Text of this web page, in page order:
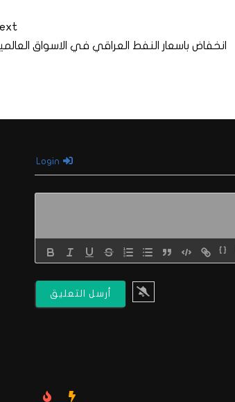
انخفاض باسعار النفط العراقي في الاسواق
{}